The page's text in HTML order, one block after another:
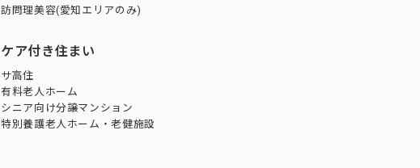
訪問理美容(愛知エリアのみ)
ケア付き住まい
サ高住
有料老人ホーム
シニア向け分譲マンション
特別養護老人ホーム・老健施設